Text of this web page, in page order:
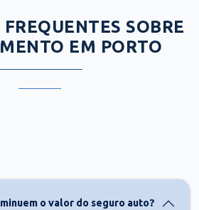
SOBRE
EM PORTO
o valor do seguro auto?